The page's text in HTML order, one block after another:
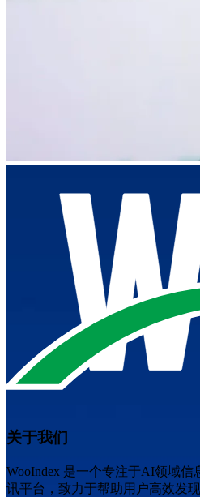
关于我们
WooIndex 是一个专注于AI领域
讯平台，致力于帮助用户高效发